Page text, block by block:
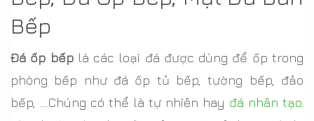
Bếp
Đá ốp bếplà các loại đá được dùng để ốp trong
phòng bếp như đá ốp tủ bếp, tường bếp, đảo
bếp, ....Chúng có thể là tự nhiên hay đá nhân tạo